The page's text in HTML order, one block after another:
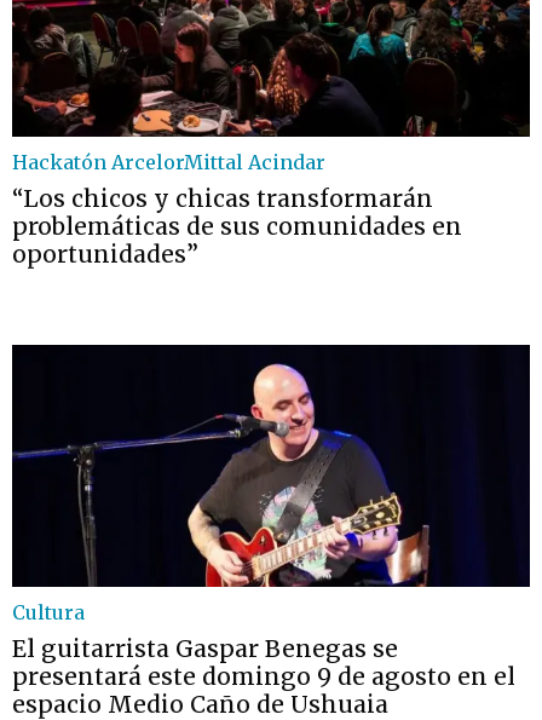
Hackatón ArcelorMittal Acindar
“Los chicos y chicas transformarán
problemáticas de sus comunidades en
oportunidades”
Cultura
El guitarrista Gaspar Benegas se
presentará este domingo 9 de agosto en el
espacio Medio Caño de Ushuaia